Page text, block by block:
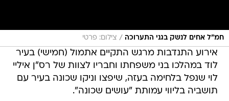
חמ"ל אחים לנשק בגני התערוכה / צילום: פרטי
אירוע התנדבות מרגש התקיים אתמול (חמישי) בעיר
לוד במהלכו בני משפחתו וחבריו לצוות של רס"ן איליי
לוי שנפל בלחימה בעזה, שיפצו וניקו שכונה בעיר עם
תושביה בליווי עמותת "עושים שכונה".